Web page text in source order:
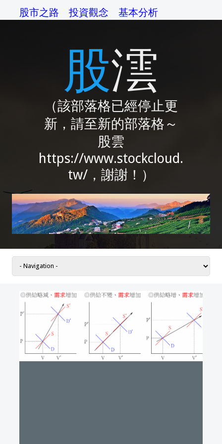
股市之路 投資觀念 基本分析
交易心理 綜論 相關網站
股澐
（該部落格已經停止更
新，請至新的部落格～
股雲
https://www.stockcloud.
tw/，謝謝！）